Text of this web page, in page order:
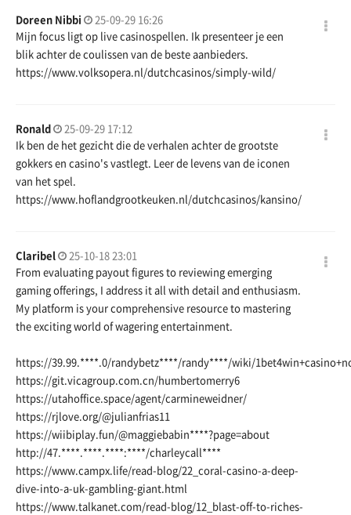
Doreen Nibbi
25-09-29 16:26
Mijn focus ligt op live casinospellen. Ik presenteer je een
blik achter de coulissen van de beste aanbieders.
https://www.volksopera.nl/dutchcasinos/simply-wild/
Ronald
25-09-29 17:12
Ik ben de het gezicht die de verhalen achter de grootste
gokkers en casino's vastlegt. Leer de levens van de iconen
van het spel.
https://www.hoflandgrootkeuken.nl/dutchcasinos/kansino/
Claribel
25-10-18 23:01
From evaluating payout figures to reviewing emerging
gaming offerings, I address it all with detail and enthusiasm.
My platform is your comprehensive resource to mastering
the exciting world of wagering entertainment.
https://39.99. ****.0/randybetz****/randy****/wiki/
https://git.vicagroup.com.cn/humbertomerry6
https://utahoffice.space/agent/carmineweidner/
https://rjlove.org/@julianfrias11
https://wiibiplay.fun/@maggiebabin****?page=about
http://47.****.****.****:****/charleycall****
https://www.campx.life/read-blog/22_coral-casino-a-deep-
dive-into-a-uk-gambling-giant.html
https://www.talkanet.com/read-blog/12_blast-off-to-riches-